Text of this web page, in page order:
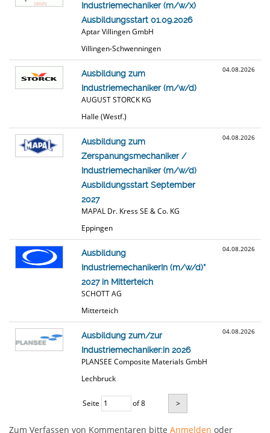
Industriemechaniker (m/w/x)
Ausbildungsstart 01.09.2026
Aptar Villingen GmbH
Villingen-Schwenningen
04.08.2026
Ausbildung zum
Industriemechaniker (m/w/d)
AUGUST STORCK KG
Halle (Westf.)
04.08.2026
Ausbildung zum
Zerspanungsmechaniker /
Industriemechaniker (m/w/d)
Ausbildungsstart September
2027
MAPAL Dr. Kress SE & Co. KG
Eppingen
04.08.2026
Ausbildung
IndustriemechanikerIn (m/w/d)*
2027 in Mitterteich
SCHOTT AG
Mitterteich
04.08.2026
Ausbildung zum/zur
Industriemechaniker:in 2026
PLANSEE Composite Materials GmbH
Lechbruck
Seite of 8 >
Zum Verfassen von Kommentaren bitte Anmelden oder